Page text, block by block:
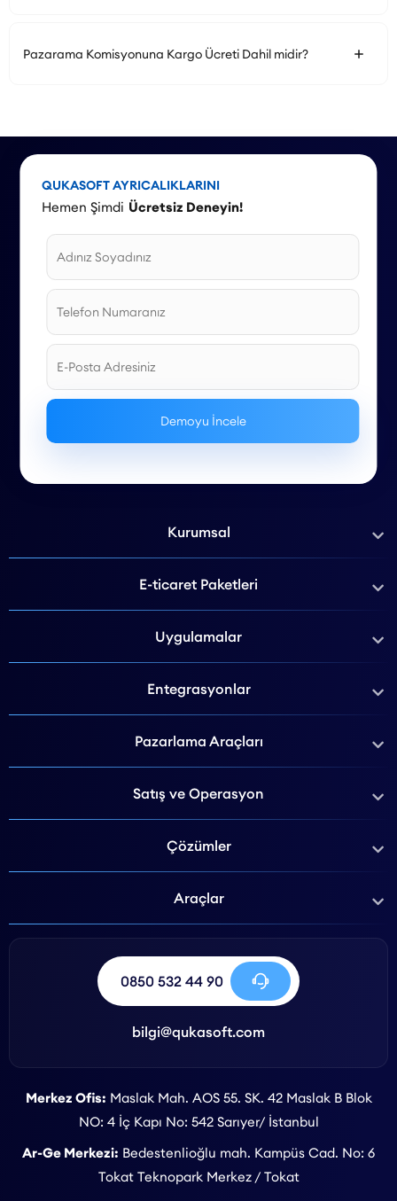
Pazarama Komisyonuna Kargo Ücreti Dahil midir?
QUKASOFT AYRICALIKLARINI
Hemen Şimdi Ücretsiz Deneyin!
Kurumsal
E-ticaret Paketleri
Uygulamalar
Entegrasyonlar
Pazarlama Araçları
Satış ve Operasyon
Çözümler
Araçlar
0850 532 44 90
bilgi@qukasoft.com
Merkez Ofis: Maslak Mah. AOS 55. SK. 42 Maslak B Blok
NO: 4 İç Kapı No: 542 Sarıyer/ İstanbul
Ar-Ge Merkezi: Bedestenlioğlu mah. Kampüs Cad. No: 6
Tokat Teknopark Merkez / Tokat